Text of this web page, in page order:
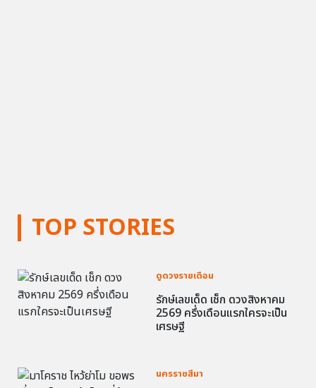
TOP STORIES
ดูดวงรายเดือน
รักษ์เลขเด็ด เช็ก ดวงสิงหาคม
2569 ครึ่งเดือนแรกใครจะเป็น
เศรษฐี
นครราชสีมา